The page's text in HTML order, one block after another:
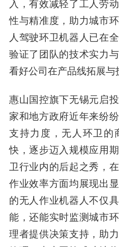
入，有效减轻了工人劳
性与精准度，助力城市
人驾驶环卫机器人已在
验证了团队的技术实力
看好公司在产品线拓展与
惠山国控旗下无锡元启
家和地方政府近年来纷
支持力度，无人环卫的
快，逐步迈入规模应用
卫行业内的后起之秀，
作业效率方面均展现出
的无人作业机器人不仅
能，还能实时监测城市
理者提供决策支持，助